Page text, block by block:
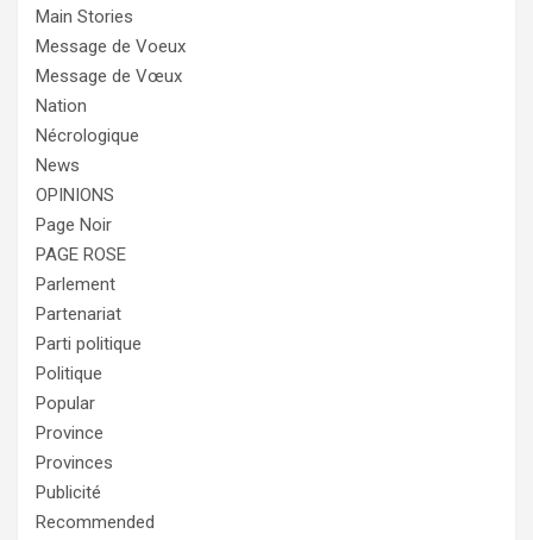
Main Stories
Message de Voeux
Message de Vœux
Nation
Nécrologique
News
OPINIONS
Page Noir
PAGE ROSE
Parlement
Partenariat
Parti politique
Politique
Popular
Province
Provinces
Publicité
Recommended